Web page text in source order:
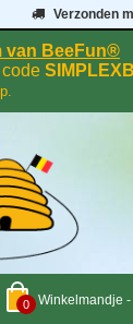
Verzonden
van BeeFun®
0 Winkelmandje -